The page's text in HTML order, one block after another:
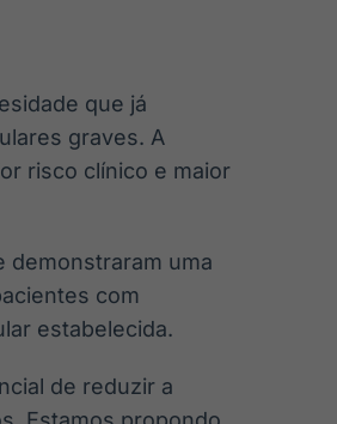
que já
graves. A
risco clínico e maior
demonstraram uma
com
estabelecida.
de reduzir a